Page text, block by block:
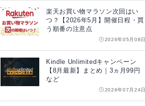
楽天お買い物マラソン次回はい
つ？【2026年5月】開催日程・買
う順番の注意点
2026年05月08日
Kindle Unlimitedキャンペーン
【8月最新】まとめ｜3ヵ月99円
など
2026年07月24日